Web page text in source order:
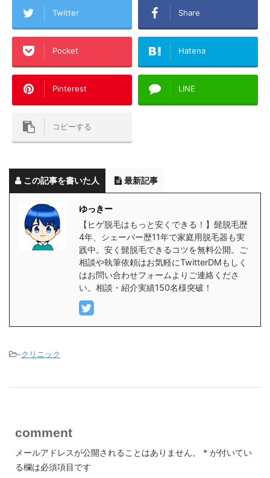
Twitter Share
Pocket Hatena
Pinterest LINE
コピーする
この記事を書いた人 最新記事
ゆっきー
【ヒゲ脱毛はもっと安くできる！】髭脱毛歴
4年、シェーバー歴11年で家庭用脱毛器も実
践中。安く髭脱毛できるコツを無料公開。ご
相談や執筆依頼はお気軽にTwitterDMもしく
はお問い合わせフォームよりご連絡くださ
い。相談・紹介実績150名様突破！
-クリニック
comment
メールアドレスが公開されることはありません。 * が付いてい
る欄は必須項目です